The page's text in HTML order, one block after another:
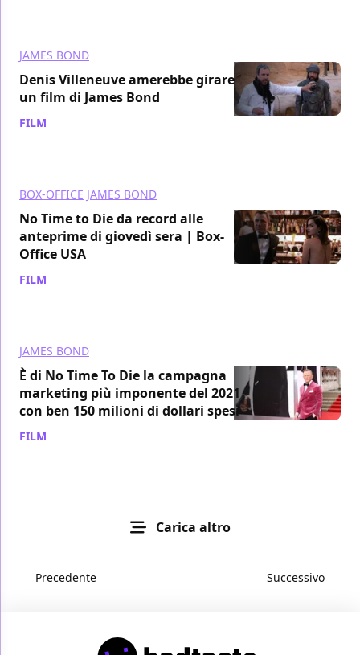
JAMES BOND
Denis Villeneuve amerebbe girare
un film di James Bond
FILM
BOX-OFFICE JAMES BOND
No Time to Die da record alle
anteprime di giovedì sera | Box-
Office USA
FILM
JAMES BOND
È di No Time To Die la campagna
marketing più imponente del 2021
con ben 150 milioni di dollari spesi
FILM
Carica altro
Precedente Successivo